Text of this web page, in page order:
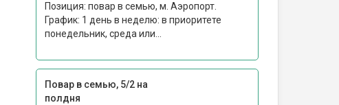
Позиция: повар в семью, м. Аэропорт.
График: 1 день в неделю: в приоритете
понедельник, среда или...
Повар в семью, 5/2 на
полдня